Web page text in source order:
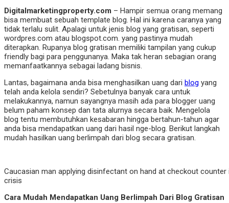
Digitalmarketingproperty.com – Hampir semua orang memang
bisa membuat sebuah template blog. Hal ini karena caranya yang
tidak terlalu sulit. Apalagi untuk jenis blog yang gratisan, seperti
wordpres.com atau blogspot.com. yang pastinya mudah
diterapkan. Rupanya blog gratisan memiliki tampilan yang cukup
friendly bagi para penggunanya. Maka tak heran sebagian orang
memanfaatkannya sebagai ladang bisnis.
Lantas, bagaimana anda bisa menghasilkan uang dari blog yang
telah anda kelola sendiri? Sebetulnya banyak cara untuk
melakukannya, namun sayangnya masih ada para blogger uang
belum paham konsep dan tata alurnya secara baik. Mengelola
blog tentu membutuhkan kesabaran hingga bertahun-tahun agar
anda bisa mendapatkan uang dari hasil nge-blog. Berikut langkah
mudah hasilkan uang berlimpah dari blog secara gratisan.
Caucasian man applying disinfectant on hand at checkout
crisis
Cara Mudah Mendapatkan Uang Berlimpah Dari Blog Gratisan